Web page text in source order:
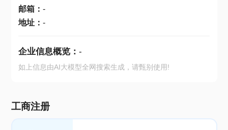
邮箱： -
地址： -
企业信息概览： -
如上信息由AI大模型全网搜索生成，请甄别使用!
工商注册